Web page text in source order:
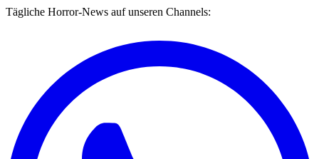
Tägliche Horror-News auf unseren Channels: